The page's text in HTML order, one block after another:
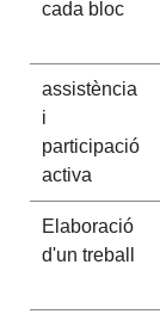
cada bloc
assistència
i
participació
activa
Elaboració
d'un treball